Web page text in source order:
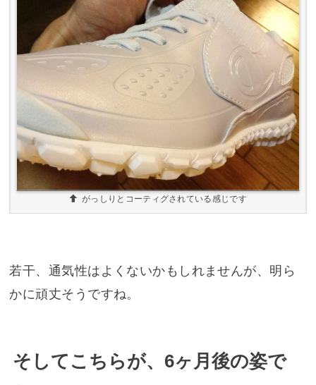
がっしりとコーティグされている感じです
若干、通気性はよくないかもしれませんが、明ら
かに頑丈そうですね。
そしてこちらが、6ヶ月後の姿で